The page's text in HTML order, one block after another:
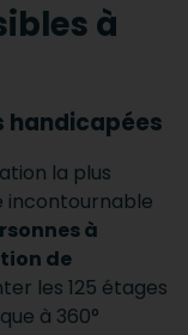
à
handicapées
la plus
incontournable
à
de
les 125 étages
à 360°